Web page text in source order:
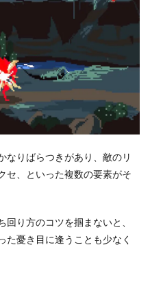
なりばらつきがあり、敵のリ
セ、といった複数の要素がそ
り方のコツを掴まないと、
た憂き目に逢うことも少なく